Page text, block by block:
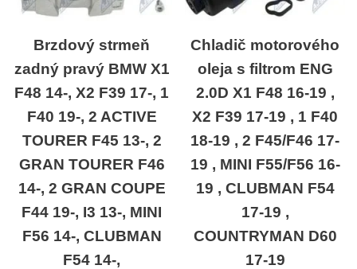
Brzdový strmeň
zadný pravý BMW X1
F48 14-, X2 F39 17-, 1
F40 19-, 2 ACTIVE
TOURER F45 13-, 2
GRAN TOURER F46
14-, 2 GRAN COUPE
F44 19-, I3 13-, MINI
F56 14-, CLUBMAN
F54 14-,
Chladič motorového
oleja s filtrom ENG
2.0D X1 F48 16-19 ,
X2 F39 17-19 , 1 F40
18-19 , 2 F45/F46 17-
19 , MINI F55/F56 16-
19 , CLUBMAN F54
17-19 ,
COUNTRYMAN D60
17-19